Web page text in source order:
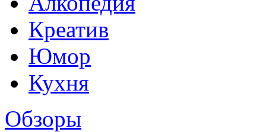
Креатив
Юмор
Кухня
Обзоры